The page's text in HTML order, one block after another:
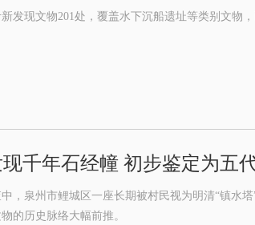
发现文物201处，覆盖水下沉船遗址等类别文物
现千年石经幢 初步鉴定为五
，泉州市鲤城区一座长期被村民视为明清“镇水
的历史脉络大幅前推。